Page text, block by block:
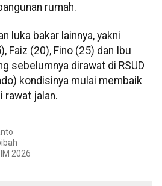
rumah.
luka bakar lainnya, yakni
Faiz (20), Fino (25) dan Ibu
sebelumnya dirawat di RSUD
kondisinya mulai membaik
rawat jalan.
2026